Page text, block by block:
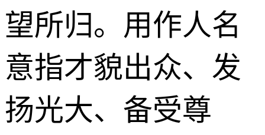
望所归。用作人名
意指才貌出众、发
扬光大、备受尊